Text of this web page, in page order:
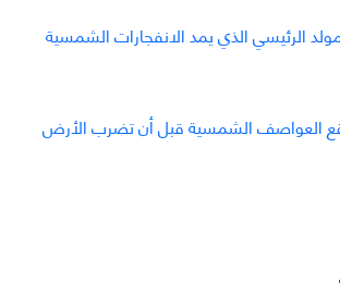
الرئيسي الذي يمد الانفجارات الشمسية
العواصف الشمسية قبل أن تضرب الأرض